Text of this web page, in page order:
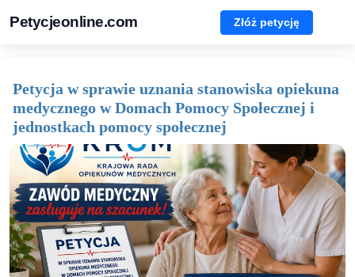
Petycjeonline.com Złóż petycję
Petycja w sprawie uznania stanowiska opiekuna
medycznego w Domach Pomocy Społecznej i
jednostkach pomocy społecznej